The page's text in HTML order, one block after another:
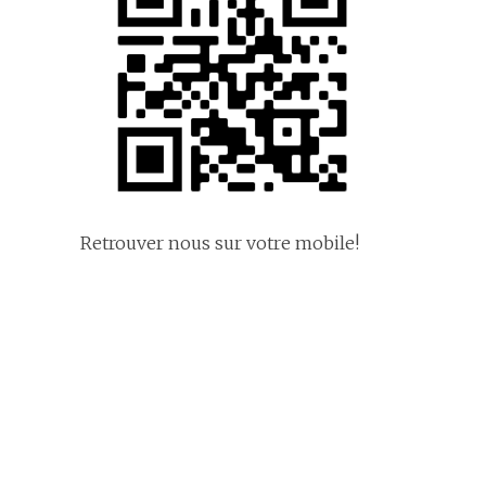
Retrouver nous sur votre mobile!